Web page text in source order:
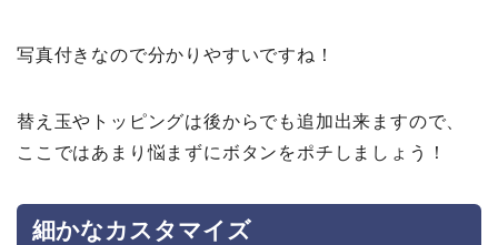
写真付きなので分かりやすいですね！
替え玉やトッピングは後からでも追加出来ますので、
ここではあまり悩まずにボタンをポチしましょう！
細かなカスタマイズ